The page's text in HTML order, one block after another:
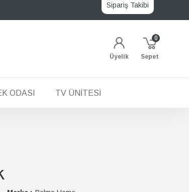
Sipariş Takibi
Üyelik Sepet
0
ODASI TV ÜNITESI